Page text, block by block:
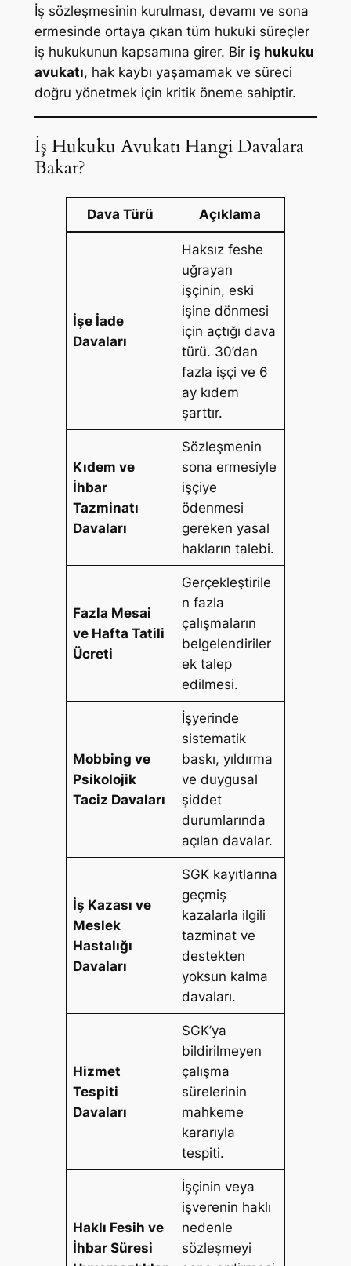
İş sözleşmesinin kurulması, devamı ve sona
ermesinde ortaya çıkan tüm hukuki süreçler
iş hukukunun kapsamına girer. Bir iş hukuku
avukatı, hak kaybı yaşamamak ve süreci
doğru yönetmek için kritik öneme sahiptir.
İş Hukuku Avukatı Hangi Davalara
Bakar?
Dava Türü Açıklama
İşe İade
Davaları
Haksız feshe
uğrayan
işçinin, eski
işine dönmesi
için açtığı dava
türü. 30’dan
fazla işçi ve 6
ay kıdem
şarttır.
Kıdem ve
İhbar
Tazminatı
Davaları
Sözleşmenin
sona ermesiyle
işçiye
ödenmesi
gereken yasal
hakların talebi.
Fazla Mesai
ve Hafta Tatili
Ücreti
Gerçekleştirile
n fazla
çalışmaların
belgelendiriler
ek talep
edilmesi.
Mobbing ve
Psikolojik
Taciz Davaları
İşyerinde
sistematik
baskı, yıldırma
ve duygusal
şiddet
durumlarında
açılan davalar.
İş Kazası ve
Meslek
Hastalığı
Davaları
SGK kayıtlarına
geçmiş
kazalarla ilgili
tazminat ve
destekten
yoksun kalma
davaları.
Hizmet
Tespiti
Davaları
SGK’ya
bildirilmeyen
çalışma
sürelerinin
mahkeme
kararıyla
tespiti.
Haklı Fesih ve
İhbar Süresi
İşçinin veya
işverenin haklı
nedenle
sözleşmeyi